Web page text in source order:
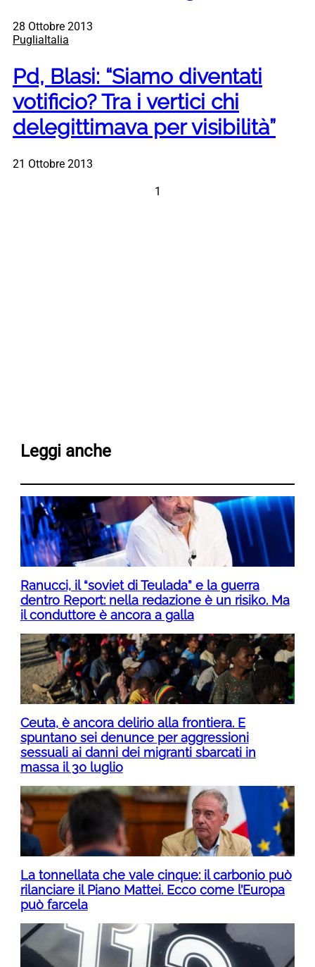
28 Ottobre 2013
PugliaItalia
Pd, Blasi: “Siamo diventati
votificio? Tra i vertici chi
delegittimava per visibilità”
21 Ottobre 2013
1
Leggi anche
Ranucci, il “soviet di Teulada” e la guerra
dentro Report: nella redazione è un risiko. Ma
il conduttore è ancora a galla
Ceuta, è ancora delirio alla frontiera. E
spuntano sei denunce per aggressioni
sessuali ai danni dei migranti sbarcati in
massa il 30 luglio
La tonnellata che vale cinque: il carbonio può
rilanciare il Piano Mattei. Ecco come l’Europa
può farcela